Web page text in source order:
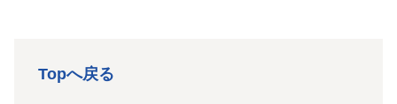
Topへ戻る